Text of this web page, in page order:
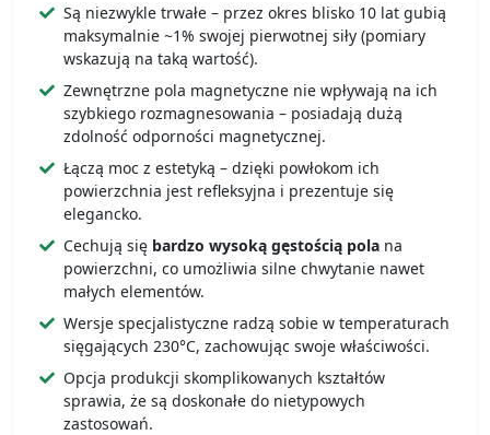
Są niezwykle trwałe – przez okres blisko 10 lat gubią
maksymalnie ~1% swojej pierwotnej siły (pomiary
wskazują na taką wartość).
Zewnętrzne pola magnetyczne nie wpływają na ich
szybkiego rozmagnesowania – posiadają dużą
zdolność odporności magnetycznej.
Łączą moc z estetyką – dzięki powłokom ich
powierzchnia jest refleksyjna i prezentuje się
elegancko.
Cechują się bardzo wysoką gęstością pola na
powierzchni, co umożliwia silne chwytanie nawet
małych elementów.
Wersje specjalistyczne radzą sobie w temperaturach
sięgających 230°C, zachowując swoje właściwości.
Opcja produkcji skomplikowanych kształtów
sprawia, że są doskonałe do nietypowych
zastosowań.